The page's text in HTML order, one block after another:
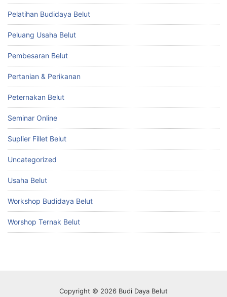
Pelatihan Budidaya Belut
Peluang Usaha Belut
Pembesaran Belut
Pertanian & Perikanan
Peternakan Belut
Seminar Online
Suplier Fillet Belut
Uncategorized
Usaha Belut
Workshop Budidaya Belut
Worshop Ternak Belut
Copyright © 2026 Budi Daya Belut